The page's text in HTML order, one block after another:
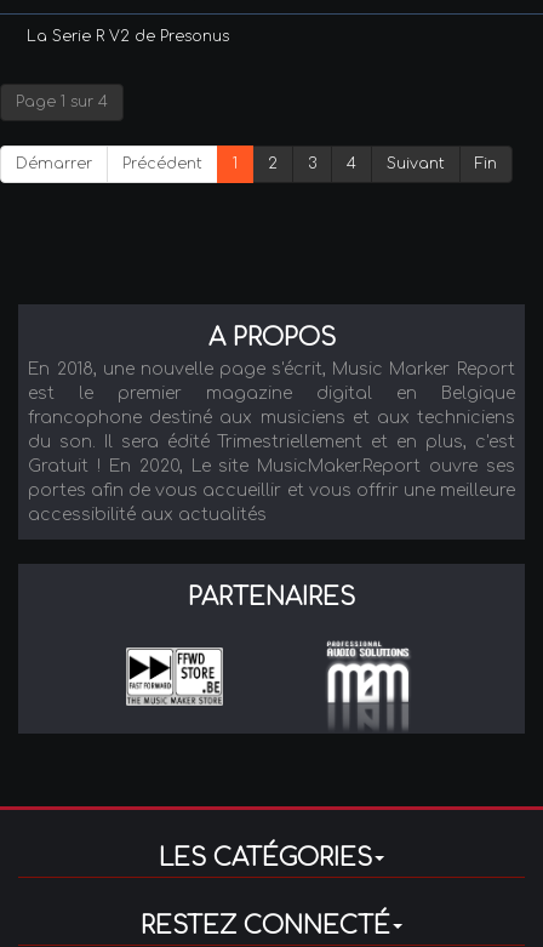
La Serie R V2 de Presonus
Page 1 sur 4
Démarrer Précédent 1 2 3 4 Suivant Fin
A PROPOS
En 2018, une nouvelle page s'écrit, Music Marker Report
est le premier magazine digital en Belgique
francophone destiné aux musiciens et aux techniciens
du son. Il sera édité Trimestriellement et en plus, c'est
Gratuit ! En 2020, Le site MusicMaker.Report ouvre ses
portes afin de vous accueillir et vous offrir une meilleure
accessibilité aux actualités
PARTENAIRES
LES CATÉGORIES
RESTEZ CONNECTÉ